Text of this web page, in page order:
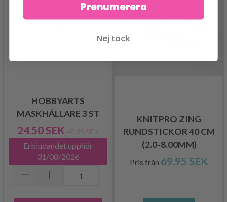
HOBBYARTS
MASKHÅLLARE 3 ST
24.50 SEK 40.95 SEK
Erbjudandet upphör
31/08/2026
KNITPRO ZING
RUNDSTICKOR 40 CM
(2.0-8.00MM)
Pris från 69.95 SEK
Prenumerera
Nej tack